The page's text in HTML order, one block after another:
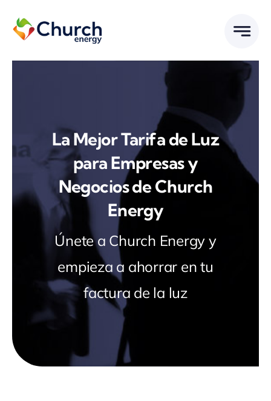
contenido
La Mejor Tarifa de Luz
para Empresas y
Negocios de Church
Energy
Únete a Church Energy y
empieza a ahorrar en tu
factura de la luz